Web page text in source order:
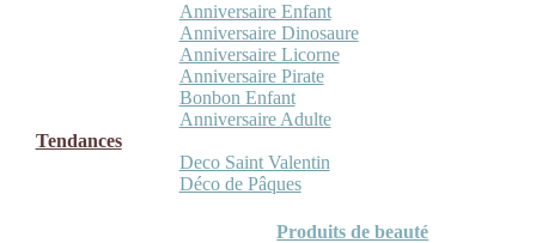
Anniversaire Enfant
Anniversaire Dinosaure
Anniversaire Licorne
Anniversaire Pirate
Bonbon Enfant
Anniversaire Adulte
Tendances
Deco Saint Valentin
Déco de Pâques
Produits de beauté